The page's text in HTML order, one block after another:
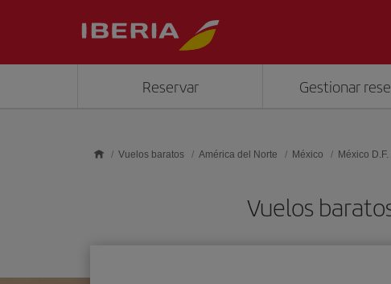
Reservar Gestionar
Vuelos baratos América del Norte México México D.F.
Vuelos